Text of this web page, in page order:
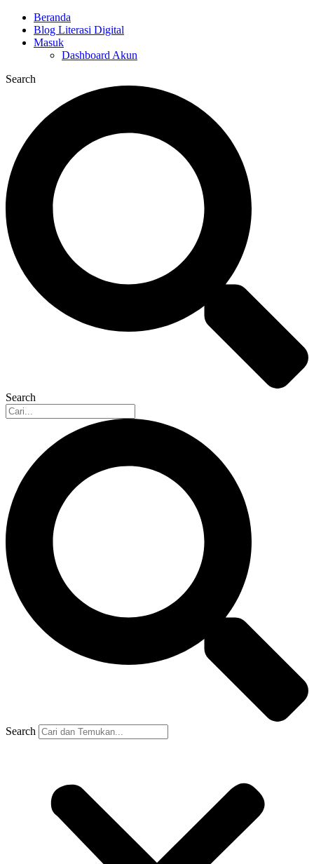
Beranda
Blog Literasi Digital
Masuk
Dashboard Akun
Search
Search
Search